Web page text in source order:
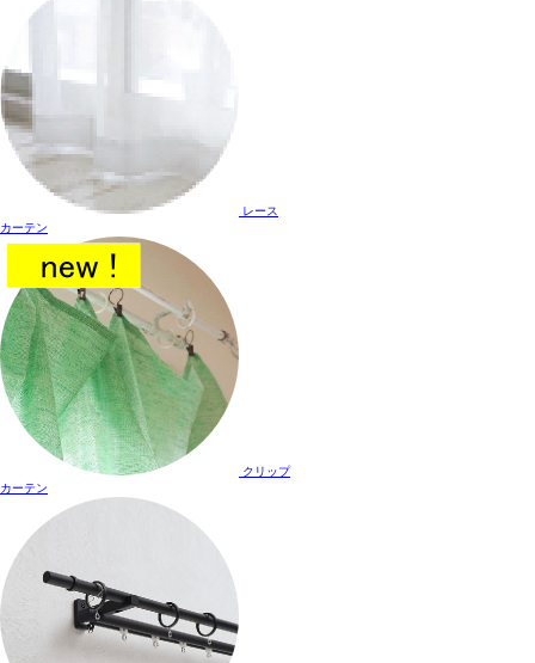
レース
カーテン
クリップ
カーテン